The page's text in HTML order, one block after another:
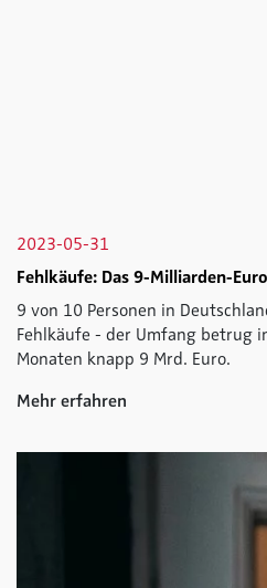
2023-05-31
Fehlkäufe: Das 9-Milliarden-
9 von 10 Personen in
Fehlkäufe - der Umfang betrug
Monaten knapp 9 Mrd. Euro.
Mehr erfahren